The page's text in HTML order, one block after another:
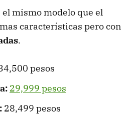
mismo modelo que el
características pero con
.
pesos
29,999 pesos
28,499 pesos